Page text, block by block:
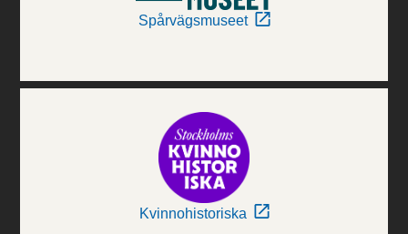
Spårvägsmuseet
Kvinnohistoriska